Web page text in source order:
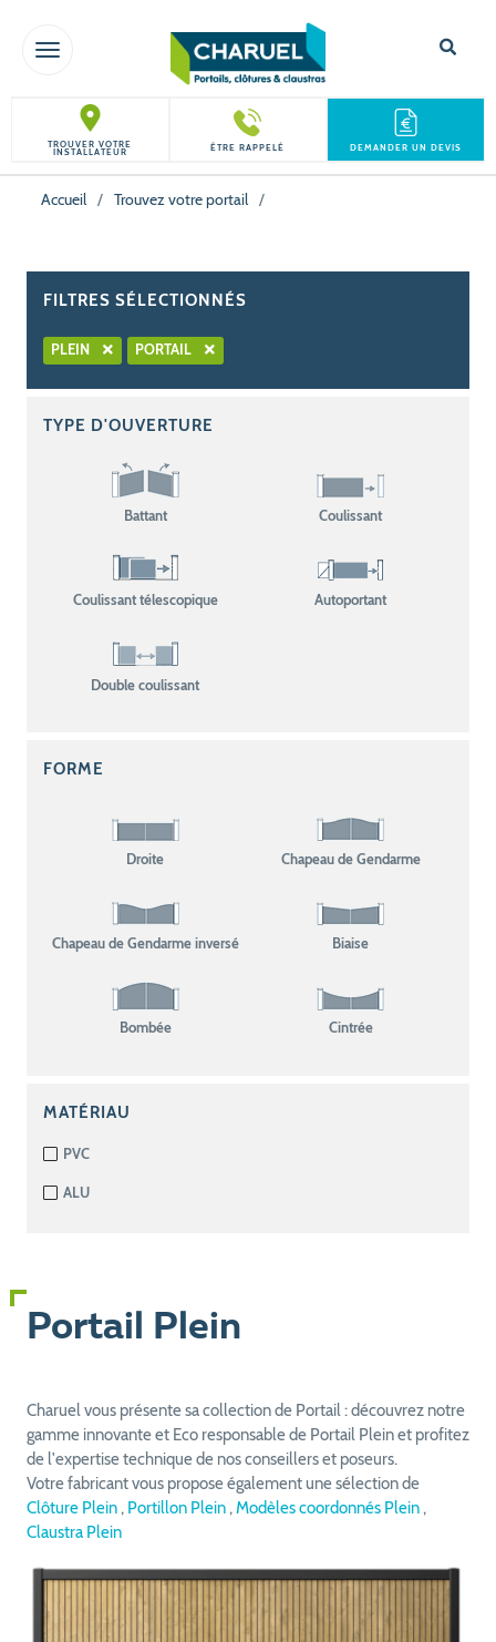
TOGGLE NAVIGATION
TROUVER VOTRE
INSTALLATEUR ÊTRE RAPPELÉ DEMANDER UN DEVIS
Accueil / Trouvez votre portail /
FILTRES SÉLECTIONNÉS
PLEIN PORTAIL
TYPE D'OUVERTURE
Battant Coulissant
Coulissant télescopique Autoportant
Double coulissant
FORME
Droite Chapeau de Gendarme
Chapeau de Gendarme inversé Biaise
Bombée Cintrée
MATÉRIAU
PVC
ALU
Portail Plein
Charuel vous présente sa collection de Portail : découvrez notre
gamme innovante et Eco responsable de Portail Plein et profitez
de l'expertise technique de nos conseillers et poseurs.
Votre fabricant vous propose également une sélection de
Clôture Plein , Portillon Plein ,Modèles coordonnés Plein ,
Claustra Plein